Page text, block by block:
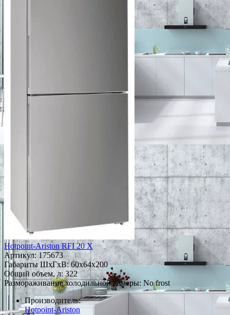
Hotpoint-Ariston RFI 20 X
Артикул:175673
Габариты ШxГxВ: 60x64x200
Общий объем, л: 322
Размораживание холодильной камеры: No frost
Производитель:
Hotpoint-Ariston